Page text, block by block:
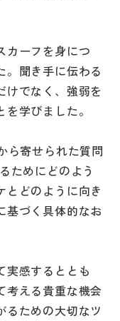
カーフを身につ
。聞き手に伝わる
けでなく、強弱を
学びました。
ら寄せられた質問
ためにどのよう
とどのように向き
基づく具体的なお
実感するととも
考える貴重な機会
るための大切なツ